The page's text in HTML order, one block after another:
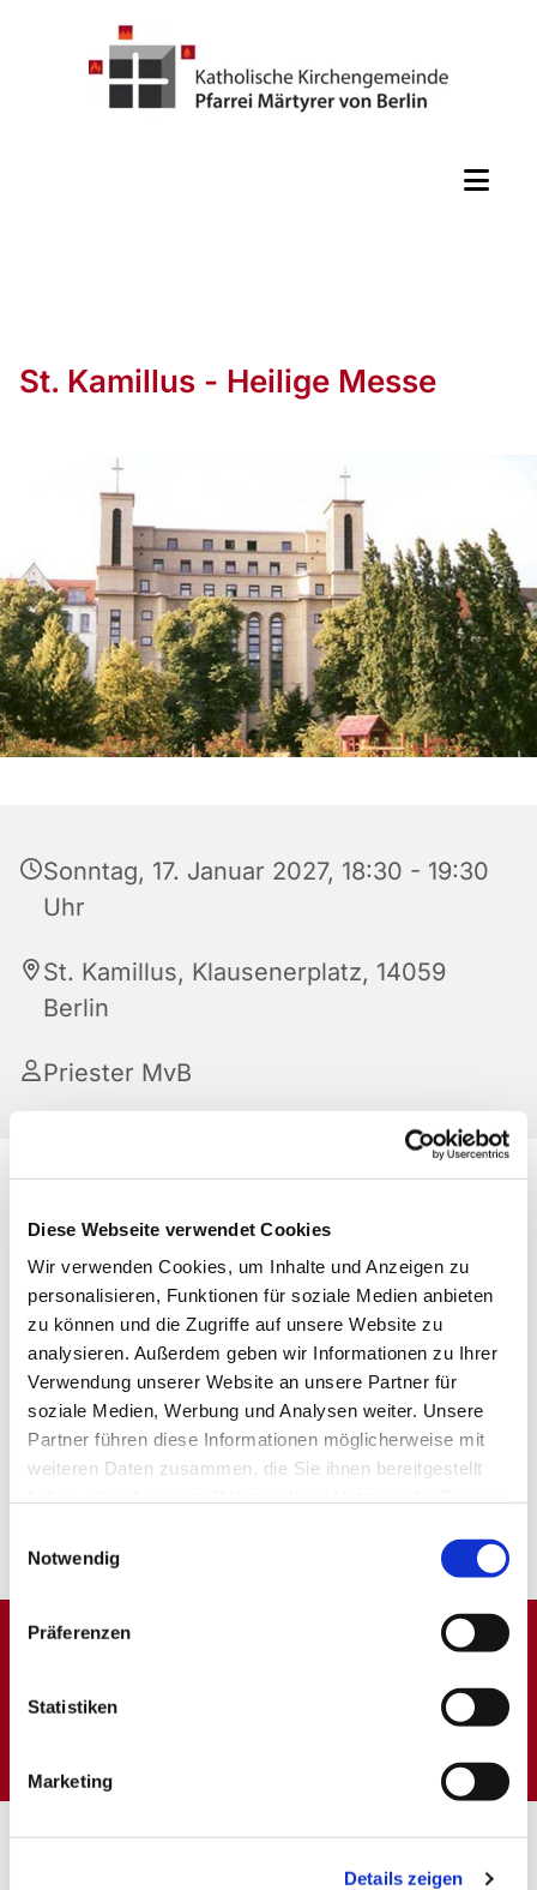
Diese Webseite verwendet Cookies
Wir verwenden Cookies, um Inhalte und Anzeigen zu
personalisieren, Funktionen für soziale Medien anbieten
zu können und die Zugriffe auf unsere Website zu
analysieren. Außerdem geben wir Informationen zu Ihrer
Verwendung unserer Website an unsere Partner für
soziale Medien, Werbung und Analysen weiter. Unsere
Partner führen diese Informationen möglicherweise mit
weiteren Daten zusammen, die Sie ihnen bereitgestellt
Notwendig
Präferenzen
Statistiken
Marketing
Details zeigen
St. Kamillus - Heilige Messe
Sonntag, 17. Januar 2027, 18:30 - 19:30
Uhr
St. Kamillus, Klausenerplatz, 14059
Berlin
Priester MvB